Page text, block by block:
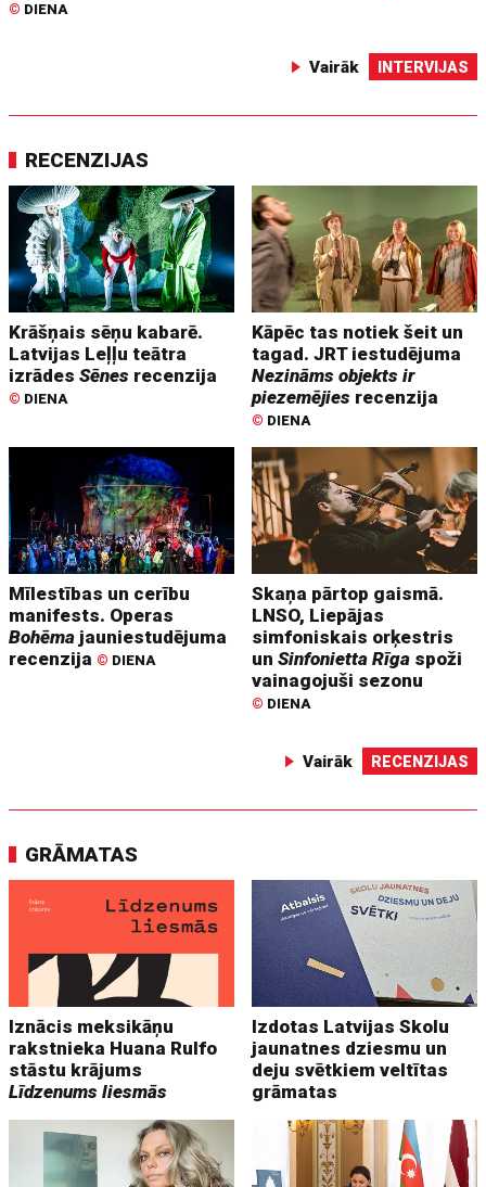
© DIENA
Vairāk INTERVIJAS
RECENZIJAS
Krāšņais sēņu kabarē.
Latvijas Leļļu teātra
izrādesSēnes recenzija
© DIENA
Kāpēc tas notiek šeit un
tagad. JRT iestudējuma
Nezināms objekts ir
piezemējies recenzija
© DIENA
Mīlestības un cerību
manifests. Operas
Bohēma jauniestudējuma
recenzija © DIENA
Skaņa pārtop gaismā.
LNSO, Liepājas
simfoniskais orķestris
unSinfonietta Rīga spoži
vainagojuši sezonu
© DIENA
Vairāk RECENZIJAS
GRĀMATAS
Iznācis meksikāņu
rakstnieka Huana Rulfo
stāstu krājums
Līdzenums liesmās
Izdotas Latvijas Skolu
jaunatnes dziesmu un
deju svētkiem veltītas
grāmatas